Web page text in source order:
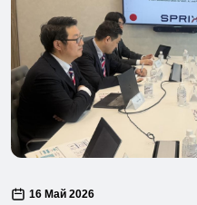
16 Май 2026